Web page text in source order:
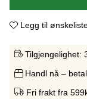
Legg til
Tilgjengelighet:
Handl nå –
Fri frakt fra